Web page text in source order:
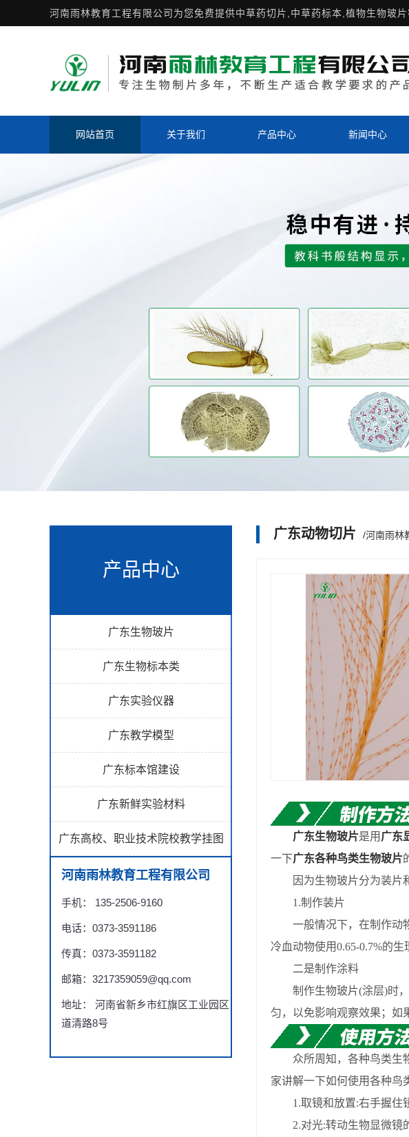
河南雨林教育工程有限公司为您免费提供中草药切片 ,中草药标本,植物生物玻
网站首页 关于我们 产品中心 新闻中心
产品中心
广东生物玻片
广东生物标本类
广东实验仪器
广东教学模型
广东标本馆建设
广东新鲜实验材料
广东高校、职业技术院校教学挂图
河南雨林教育工程有限公司
手机： 135-2506-9160
电话：0373-3591186
传真：0373-3591182
邮箱：3217359059@qq.com
地址： 河南省新乡市红旗区工业园区
道清路8号
广东动物切片 /河南雨林
广东生物玻片是用 广东
一下广东各种鸟类生物玻片
因为生物玻片分为装片和
1.制作装片
一般情况下，在制作动物
冷血动物使用0.65-0.7%的
二是制作涂料
制作生物玻片(涂层)时，
匀，以免影响观察效果；如
众所周知，各种鸟类生
家讲解一下如何使用各种鸟
1.取镜和放置:右手握住镜
2.对光:转动生物显微镜的